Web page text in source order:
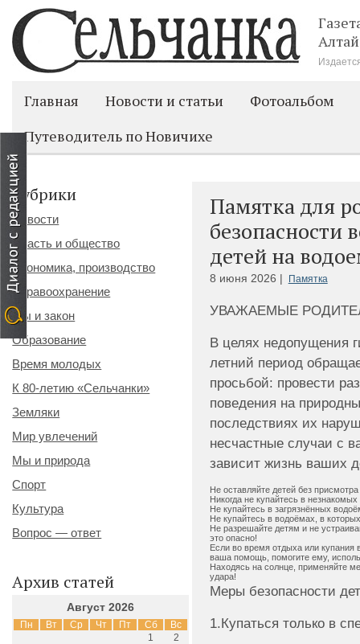
Главная Новости и статьи
Фотоальбом
Путеводитель по Новичихе
Памятка для
безопасности
детей на
8 июня 2026 | Памятка
УВАЖАЕМЫЕ
В целях недопущения
летний период
просьбой: провести
поведения на
последствиях их
несчастные случаи с
зависит жизнь ваших
Не оставляйте детей без
Никогда не купайтесь в
Не купайтесь в загрязнённых
Не купайтесь в водоёмах, в
Не разрешайте детям и не
это опасно!
Если во время отдыха или купания
ваша помощь, помогите ему,
Находясь на солнце, применяйте
удара!
Меры безопасности
1.Купаться только в
Рубрики
Новости
Власть и общество
Экономика, производство
Здравоохранение
Мы и закон
Образование
Время молодых
К 80-летию «Сельчанки»
Земляки
Мир увлечений
Мы и природа
Спорт
Культура
Вопрос — ответ
Архив статей
Август 2026
Пн Вт Ср Чт Пт Сб Вс
1
2